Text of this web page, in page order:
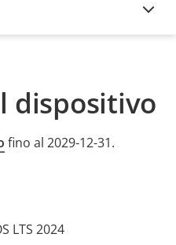
dispositivo
fino al 2029-12-31.
LTS 2024